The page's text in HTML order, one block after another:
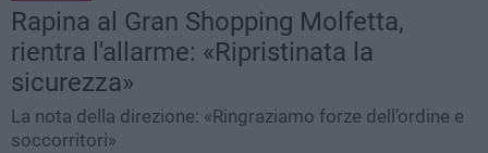
Rapina al Gran Shopping Molfetta,
rientra l'allarme: «Ripristinata la
sicurezza»
La nota della direzione: «Ringraziamo forze dell’ordine e
soccorritori»